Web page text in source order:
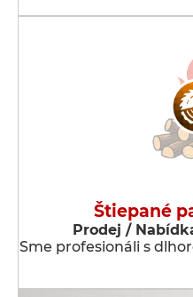
Štiepané
Prodej /
Sme profesionáli s